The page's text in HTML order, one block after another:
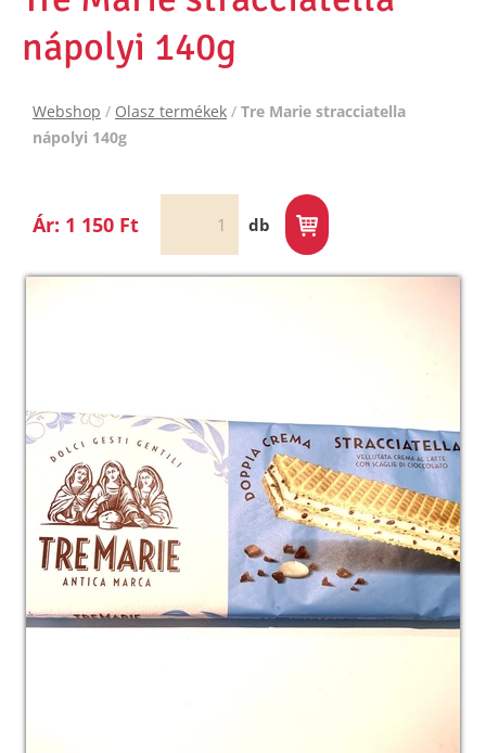
nápolyi 140g
Webshop / Olasz termékek / Tre Marie stracciatella
nápolyi 140g
Ár: 1 150 Ft db